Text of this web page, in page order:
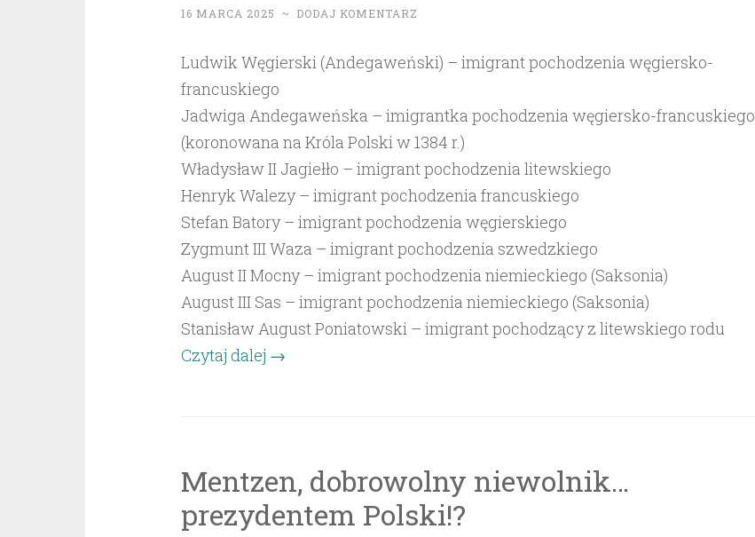
16 MARCA 2025 ~ DODAJ KOMENTARZ
Ludwik Węgierski (Andegaweński) – imigrant pochodzenia węgiersko-
francuskiego
Jadwiga Andegaweńska – imigrantka pochodzenia węgiersko-francuskiego
(koronowana na Króla Polski w 1384 r.)
Władysław II Jagiełło – imigrant pochodzenia litewskiego
Henryk Walezy – imigrant pochodzenia francuskiego
Stefan Batory – imigrant pochodzenia węgierskiego
Zygmunt III Waza – imigrant pochodzenia szwedzkiego
August II Mocny – imigrant pochodzenia niemieckiego (Saksonia)
August III Sas – imigrant pochodzenia niemieckiego (Saksonia)
Stanisław August Poniatowski – imigrant pochodzący z litewskiego rodu
Czytaj dalej „Imigranci,
Polski”
→
Mentzen, dobrowolny niewolnik…
prezydentem Polski!?